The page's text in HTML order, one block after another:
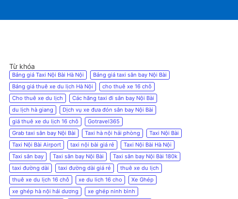
Từ khóa
Bảng giá Taxi Nội Bài Hà Nội
Bảng giá taxi sân bay Nội Bài
Bảng giá thuê xe du lịch Hà Nội
cho thuê xe 16 chỗ
Cho thuê xe du lịch
Các hãng taxi đi sân bay Nội Bài
du lịch hà giang
Dịch vụ xe đưa đón sân bay Nội Bài
giá thuê xe du lịch 16 chỗ
Gotravel365
Grab taxi sân bay Nội Bài
Taxi hà nội hải phòng
Taxi Nội Bài
Taxi Nội Bài Airport
taxi nội bài giá rẻ
Taxi Nội Bài Hà Nội
Taxi sân bay
Taxi sân bay Nội Bài
Taxi sân bay Nội Bài 180k
taxi đường dài
taxi đường dài giá rẻ
thuê xe du lịch
thuê xe du lịch 16 chỗ
xe du lich 16 cho
Xe Ghép
xe ghép hà nội hải dương
xe ghép ninh bình